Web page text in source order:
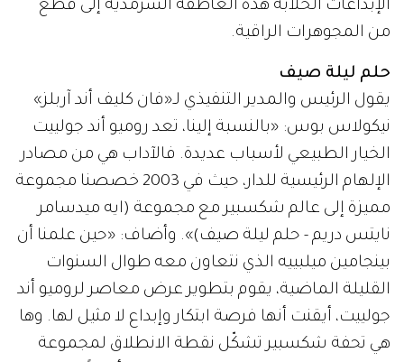
الإبداعات الخلابة هذه العاطفة السرمدية إلى قطع
من المجوهرات الراقية.
حلم ليلة صيف
يقول الرئيس والمدير التنفيذي لـ«فان كليف أند آربلز»
نيكولاس بوس: «بالنسبة إلينا، تعد روميو أند جولييت
الخيار الطبيعي لأسباب عديدة. فالآداب هي من مصادر
الإلهام الرئيسية للدار، حيث في 2003 خصصنا مجموعة
مميزة إلى عالم شكسبير مع مجموعة (ايه ميدسامر
نايتس دريم - حلم ليلة صيف)». وأضاف: «حين علمنا أن
بينجامين ميلبييه الذي نتعاون معه طوال السنوات
القليلة الماضية، يقوم بتطوير عرض معاصر لروميو أند
جولييت، أيقنت أنها فرصة ابتكار وإبداع لا مثيل لها. وها
هي تحفة شكسبير تشكّل نقطة الانطلاق لمجموعة